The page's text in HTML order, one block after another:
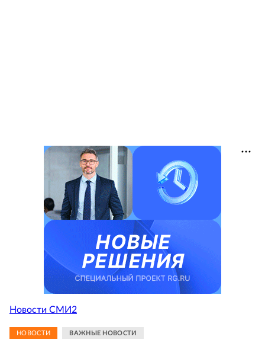
Новости СМИ2
НОВОСТИ ВАЖНЫЕ НОВОСТИ